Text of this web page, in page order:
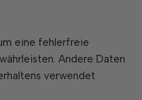
eine fehlerfreie
Andere Daten
verwendet